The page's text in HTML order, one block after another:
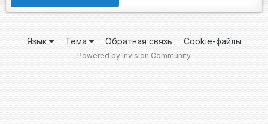
Язык Тема Обратная связь Cookie-файлы
Powered by Invision Community